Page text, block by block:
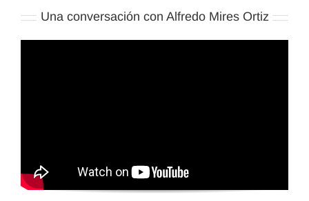
Una conversación con Alfredo Mires Ortiz